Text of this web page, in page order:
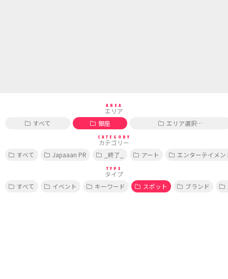
AREA
エリア
すべて
銀座 エリア選択…
CATEGORY
カテゴリー
すべて
Japaaan PR _終了_ アート エンターテイメン
TYPE
タイプ
すべて
イベント キーワード スポット ブランド